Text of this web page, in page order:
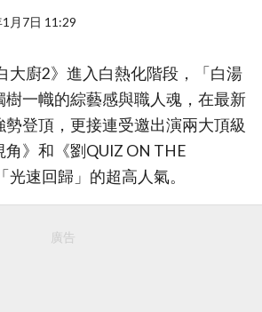
月7日 11:29
大廚2》進入白熱化階段，「白湯
樹一幟的綜藝感與職人魂，在最新
登頂，更接連受邀出演兩大頂級
》和《劉QUIZ ON THE
光速回歸」的超高人氣。
廣告